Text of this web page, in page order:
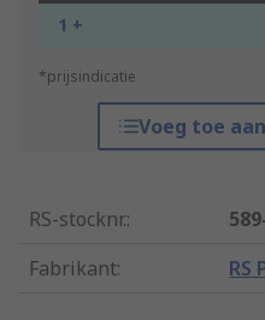
1 +
*prijsindicatie
Voeg toe
RS-stocknr.:
Fabrikant: RS